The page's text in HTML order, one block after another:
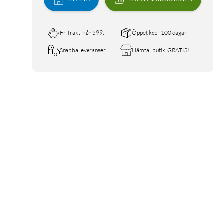
Fri frakt från 599:- Öppet köp i 100 dagar
Snabba leveranser Hämta i butik, GRATIS!